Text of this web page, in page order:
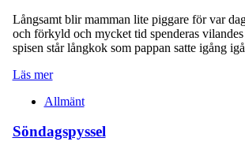
Långsamt blir mamman lite piggare för var
och förkyld och mycket tid spenderas
spisen står långkok som pappan satte igång
Läs mer
Allmänt
Söndagspyssel